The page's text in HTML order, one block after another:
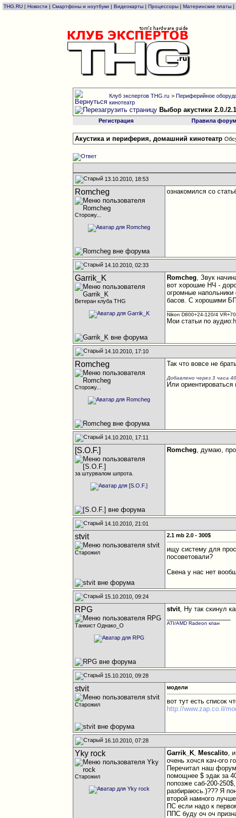
THG.RU | Новости | Смартфоны и ноутбуки | Видеокарты | Процессоры | Материнские платы |
Клуб экспертов THG.ru >Периферийное
кинотеатр
Выбор акустики 2.0./
Регистрация Правила
Акустика и периферия, домашний кинотеатр
13.10.2010, 18:53
Romcheg
Сторожу...
ознакомился со
14.10.2010, 02:33
Garrik_K
Ветеран клуба THG
Romcheg, Звук
вот хорошие НЧ -
огромные
басов. С хорошими
Nikon D800+24-120/4
Мои статьи по аудио:
14.10.2010, 17:10
Romcheg
Сторожу...
Так что вовсе не
Добавлено через 3 часа
Или
14.10.2010, 17:11
[S.O.F.]
за штурвалом шпрота.
Romcheg, думаю,
14.10.2010, 21:01
stvit
Старожил
2.1 mb 2.0 - 300$
ищу систему для
посоветовали?
Свена у нас нет
15.10.2010, 09:24
RPG
Танкист Однако_О
stvit, Ну так скинул
ATI/AMD Radeon клан
15.10.2010, 09:28
stvit
Старожил
модели
вот тут есть список
http://www.zap.co.il/
16.10.2010, 07:28
Yky rock
Старожил
Garrik_K, Mescalito,
очень хочся кач-ого
Перечитал наш
помощнее $ эдак за
попозже саб-200-
разбираюсь.)??? Я
второй намного
ПС если надо к
ППС буду оч оч